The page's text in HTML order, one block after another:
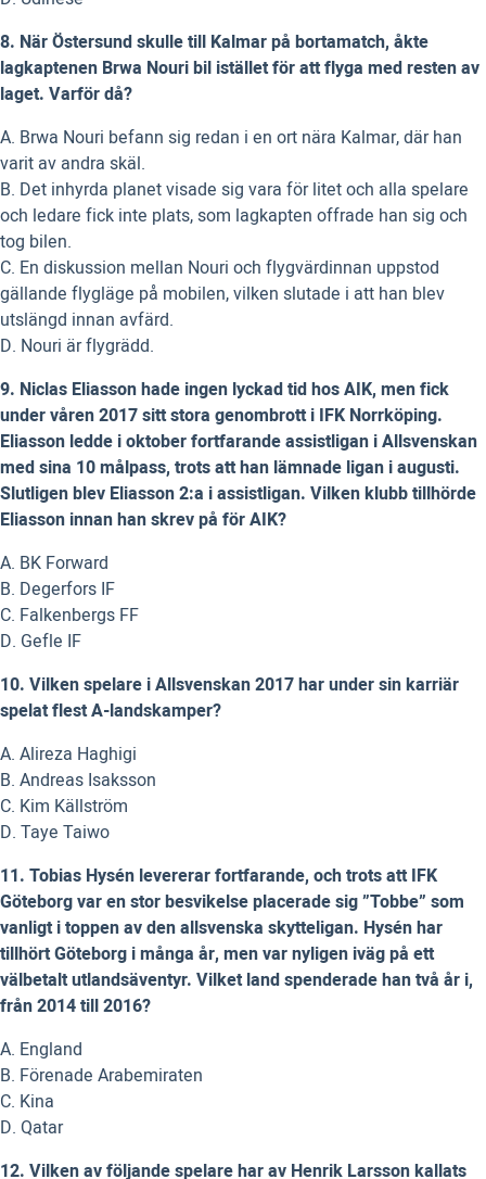
8. När Östersund skulle till Kalmar på bortamatch, åkte
lagkaptenen Brwa Nouri bil istället för att flyga med resten av
laget. Varför då?
A. Brwa Nouri befann sig redan i en ort nära Kalmar, där han
varit av andra skäl.
B. Det inhyrda planet visade sig vara för litet och alla spelare
och ledare fick inte plats, som lagkapten offrade han sig och
tog bilen.
C. En diskussion mellan Nouri och flygvärdinnan uppstod
gällande flygläge på mobilen, vilken slutade i att han blev
utslängd innan avfärd.
D. Nouri är flygrädd.
9. Niclas Eliasson hade ingen lyckad tid hos AIK, men fick
under våren 2017 sitt stora genombrott i IFK Norrköping.
Eliasson ledde i oktober fortfarande assistligan i Allsvenskan
med sina 10 målpass, trots att han lämnade ligan i augusti.
Slutligen blev Eliasson 2:a i assistligan. Vilken klubb tillhörde
Eliasson innan han skrev på för AIK?
A. BK Forward
B. Degerfors IF
C. Falkenbergs FF
D. Gefle IF
10. Vilken spelare i Allsvenskan 2017 har under sin karriär
spelat flest A-landskamper?
A. Alireza Haghigi
B. Andreas Isaksson
C. Kim Källström
D. Taye Taiwo
11. Tobias Hysén levererar fortfarande, och trots att IFK
Göteborg var en stor besvikelse placerade sig ”Tobbe” som
vanligt i toppen av den allsvenska skytteligan. Hysén har
tillhört Göteborg i många år, men var nyligen iväg på ett
välbetalt utlandsäventyr. Vilket land spenderade han två år i,
från 2014 till 2016?
A. England
B. Förenade Arabemiraten
C. Kina
D. Qatar
12. Vilken av följande spelare har av Henrik Larsson kallats